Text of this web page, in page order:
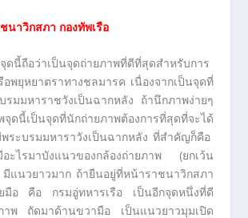
นาวิกสภา กองทัพเรือ
ดนี้ถือว่าเป็นจุดถ่ายภาพที่ดีที่สุดสำหรับการ
อพยุหยาตราทางชลมารค เนื่องจากเป็นจุดที่
มมหาราชวังเป็นฉากหลัง ถ้านึกภาพง่ายๆ
ดนี้เป็นจุดที่นักถ่ายภาพต้องการที่สุดที่จะได้
ระบรมมหาราวังเป็นฉากหลัง ที่สำคัญก็คือ
อะไรมาบังแนวของกล้องถ่ายภาพ (ยกเว้น
มีแนวยาวมาก ถ้ายืนอยู่ที่หน้าราชนาวิกสภา
มือ คือ กรมอู่ทหารเรือ เป็นอีกจุดหนึ่งที่ดี
าพ ถัดมาด้านขวามือ เป็นแนวยาวมุมเปิด